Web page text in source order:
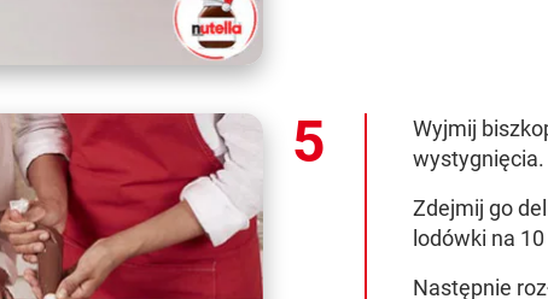
Wyjmij
wystygnięcia.
Zdejmij go
lodówki na
Następnie